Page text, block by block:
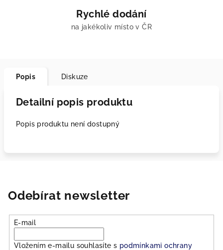
Rychlé dodání
na jakékoliv místo v ČR
Popis Diskuze
Detailní popis produktu
Popis produktu není dostupný
Odebírat newsletter
E-mail
Vložením e-mailu souhlasíte s podmínkami ochrany